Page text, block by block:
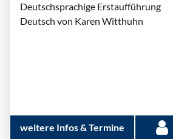
Deutschsprachige Erstaufführung
Deutsch von Karen Witthuhn
weitere Infos & Termine